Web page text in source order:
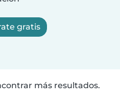
gratis
más resultados.